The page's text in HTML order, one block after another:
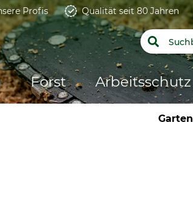
Profis Qualität seit 80 Jahren
Forst Arbeitsschutz
Garten